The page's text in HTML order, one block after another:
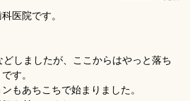
医院です。
しましたが、ここからはやっと落ち
す。
もあちこちで始まりました。